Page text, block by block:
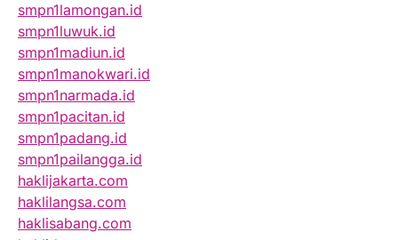
smpn1lamongan.id
smpn1luwuk.id
smpn1madiun.id
smpn1manokwari.id
smpn1narmada.id
smpn1pacitan.id
smpn1padang.id
smpn1pailangga.id
haklijakarta.com
haklilangsa.com
haklisabang.com